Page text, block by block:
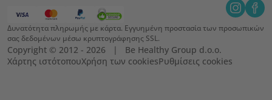
Δυνατότητα πληρωμής με κάρτα. Εγγυημένη προστασία των προσωπικών
σας δεδομένων μέσω κρυπτογράφησης SSL.
Copyright © 2012 - 2026   |   Be Healthy Group d.o.o.
Χάρτης ιστότοπουΧρήση των cookiesΡυθμίσεις cookies